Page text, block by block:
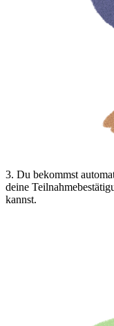
3. Du bekommst
deine
kannst.